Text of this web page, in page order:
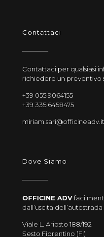
Contattaci
Contattaci per qualsiasi
richiedere un preventivo
+39 055 9064155
+39 335 6458475
miriam.sari@officineadv.it
Dove Siamo
OFFICINE ADV
dall’uscita
Viale L. Ariosto 188/192
Sesto Fiorentino (FI)